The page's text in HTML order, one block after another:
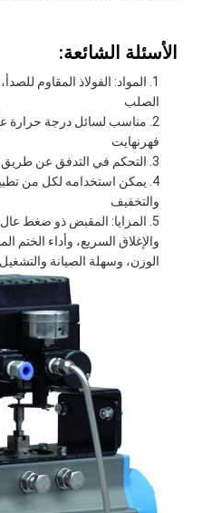
الأسئلة الشائعة:
المواد: الفولاذ المقاوم
الصلب
فهرنهايت
التحكم في التدفق عن
يمكن استخدامه لكل من
والتخفيف
المزايا: المقبض ذو ضغط عال
والإغلاق السريع، وأداء الختم
الوزن، وسهلة الصيانة والتشغيل